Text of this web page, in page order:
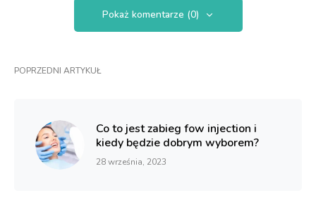
Pokaż komentarze (0)
POPRZEDNI ARTYKUŁ
Co to jest zabieg fow injection i
kiedy będzie dobrym wyborem?
28 września, 2023